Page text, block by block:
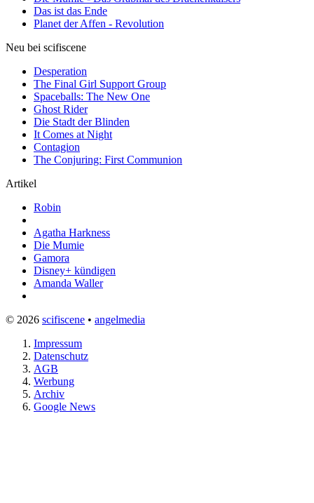
Das ist das Ende
Planet der Affen - Revolution
Neu bei scifiscene
Desperation
The Final Girl Support Group
Spaceballs: The New One
Ghost Rider
Die Stadt der Blinden
It Comes at Night
Contagion
The Conjuring: First Communion
Artikel
Robin
Agatha Harkness
Die Mumie
Gamora
Disney+ kündigen
Amanda Waller
© 2026 scifiscene • angelmedia
Impressum
Datenschutz
AGB
Werbung
Archiv
Google News